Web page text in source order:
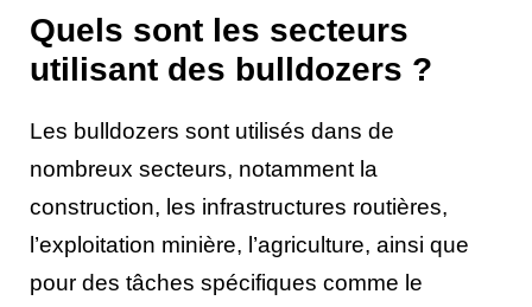
Quels sont les secteurs
utilisant des bulldozers ?
Les bulldozers sont utilisés dans de
nombreux secteurs, notamment la
construction, les infrastructures routières,
l’exploitation minière, l’agriculture, ainsi que
pour des tâches spécifiques comme le